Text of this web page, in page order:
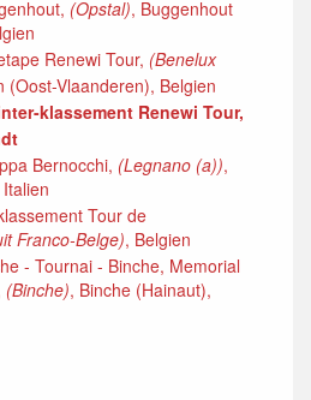
(Opstal), Buggenhout
Renewi Tour, (Benelux
(Oost-Vlaanderen), Belgien
klassement Renewi Tour,
Bernocchi, (Legnano (a)),
Tour de
Franco-Belge), Belgien
- Tournai - Binche, Memorial
(Binche), Binche (Hainaut),